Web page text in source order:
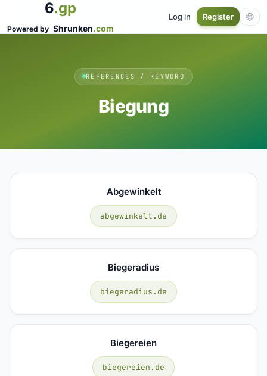
6.gp
Powered by Shrunken.com
Log in Register
REFERENCES / KEYWORD
Biegung
Abgewinkelt
abgewinkelt.de
Biegeradius
biegeradius.de
Biegereien
biegereien.de